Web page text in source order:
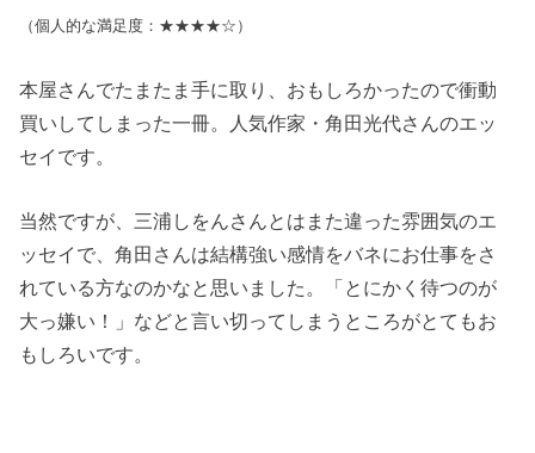
（個人的な満足度：★★★★☆）
本屋さんでたまたま手に取り、おもしろかったので衝動
買いしてしまった一冊。人気作家・角田光代さんのエッ
セイです。
当然ですが、三浦しをんさんとはまた違った雰囲気のエ
ッセイで、角田さんは結構強い感情をバネにお仕事をさ
れている方なのかなと思いました。「とにかく待つのが
大っ嫌い！」などと言い切ってしまうところがとてもお
もしろいです。